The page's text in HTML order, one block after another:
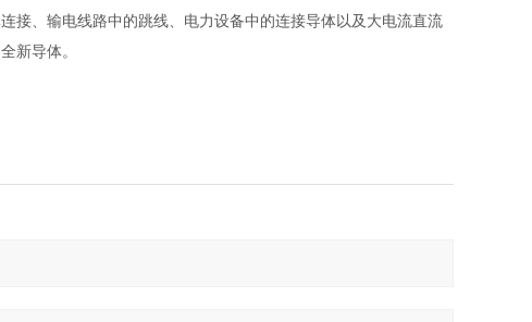
接、输电线路中的跳线、电力设备中的连接导体以及大电流直流
新导体。